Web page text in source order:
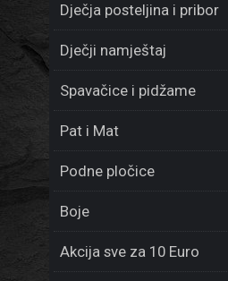
Dječja posteljina i pribor
Dječji namještaj
Spavačice i pidžame
Pat i Mat
Podne pločice
Boje
Akcija sve za 10 Euro